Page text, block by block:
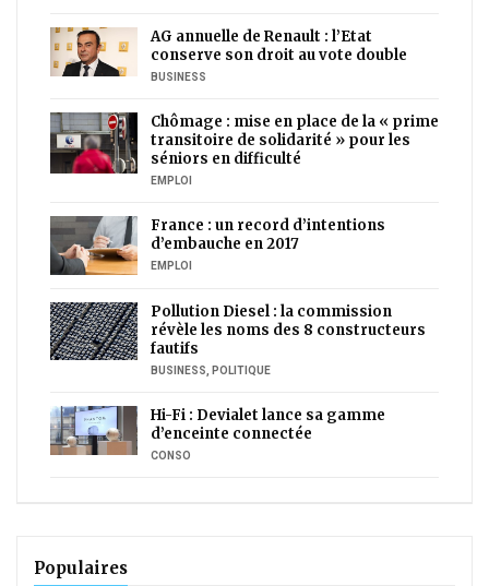
AG annuelle de Renault : l’Etat
conserve son droit au vote double
BUSINESS
Chômage : mise en place de la « prime
transitoire de solidarité » pour les
séniors en difficulté
EMPLOI
France : un record d’intentions
d’embauche en 2017
EMPLOI
Pollution Diesel : la commission
révèle les noms des 8 constructeurs
fautifs
BUSINESS POLITIQUE
Hi-Fi : Devialet lance sa gamme
d’enceinte connectée
CONSO
Populaires